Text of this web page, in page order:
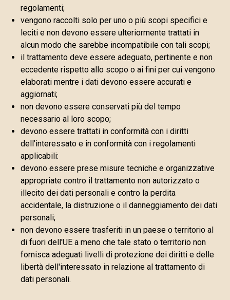
regolamenti;
vengono raccolti solo per uno o più scopi specifici e
leciti e non devono essere ulteriormente trattati in
alcun modo che sarebbe incompatibile con tali scopi;
il trattamento deve essere adeguato, pertinente e non
eccedente rispetto allo scopo o ai fini per cui vengono
elaborati mentre i dati devono essere accurati e
aggiornati;
non devono essere conservati più del tempo
necessario al loro scopo;
devono essere trattati in conformità con i diritti
dell’interessato e in conformità con i regolamenti
applicabili:
devono essere prese misure tecniche e organizzative
appropriate contro il trattamento non autorizzato o
illecito dei dati personali e contro la perdita
accidentale, la distruzione o il danneggiamento dei dati
personali;
non devono essere trasferiti in un paese o territorio al
di fuori dell'UE a meno che tale stato o territorio non
fornisca adeguati livelli di protezione dei diritti e delle
libertà dell'interessato in relazione al trattamento di
dati personali.